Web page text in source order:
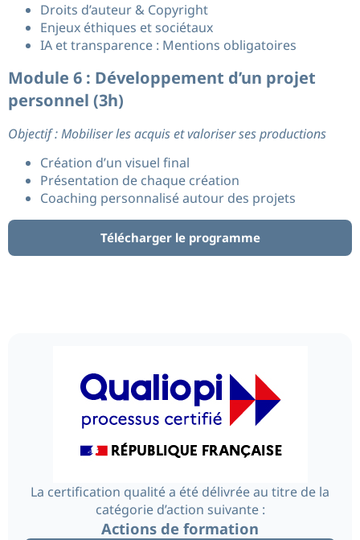
Droits d’auteur & Copyright
Enjeux éthiques et sociétaux
IA et transparence : Mentions obligatoires
Module 6 : Développement d’un projet
personnel (3h)
Objectif : Mobiliser les acquis et valoriser ses productions
Création d’un visuel final
Présentation de chaque création
Coaching personnalisé autour des projets
Télécharger le programme
La certification qualité a été délivrée au titre de la
catégorie d’action suivante :
Actions de formation